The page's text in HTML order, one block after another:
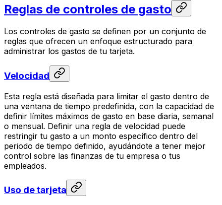
Reglas de controles de gasto
Los controles de gasto se definen por un conjunto de
reglas que ofrecen un enfoque estructurado para
administrar los gastos de tu tarjeta.
Velocidad
Esta regla está diseñada para limitar el gasto dentro de
una ventana de tiempo predefinida, con la capacidad de
definir límites máximos de gasto en base diaria, semanal
o mensual. Definir una regla de velocidad puede
restringir tu gasto a un monto específico dentro del
periodo de tiempo definido, ayudándote a tener mejor
control sobre las finanzas de tu empresa o tus
empleados.
Uso de tarjeta